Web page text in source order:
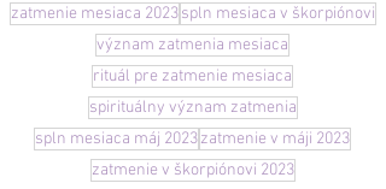
zatmenie mesiaca 2023 spln mesiaca v škorpiónovi
význam zatmenia mesiaca
rituál pre zatmenie mesiaca
spirituálny význam zatmenia
spln mesiaca máj 2023zatmenie v máji 2023
zatmenie v škorpiónovi 2023